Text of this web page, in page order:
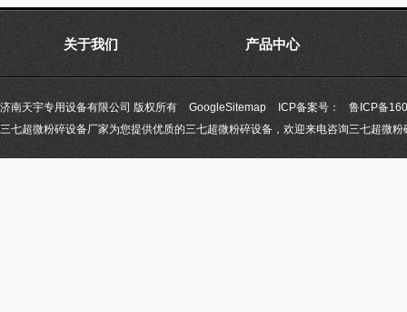
关于我们 产品中心
济南天宇专用设备有限公司 版权所有 GoogleSitemap ICP备案号：
鲁ICP备
三七超微粉碎设备厂家为您提供优质的三七超微粉碎设备，欢迎来电咨询三七超微粉